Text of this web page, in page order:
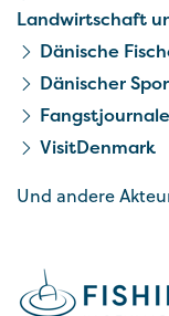
Landwirtschaft
Dänische
Dänischer
VisitDenmark
Und andere